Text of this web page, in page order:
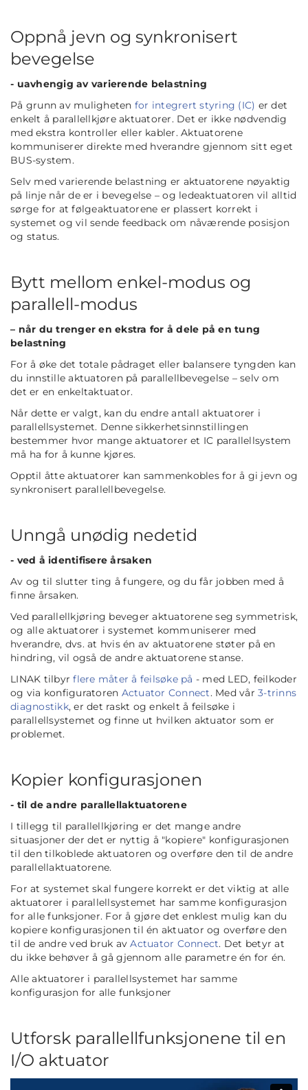
Oppnå jevn og synkronisert
bevegelse
- uavhengig av varierende belastning
På grunn av muligheten for integrert styring (IC) er det
enkelt å parallellkjøre aktuatorer. Det er ikke nødvendig
med ekstra kontroller eller kabler. Aktuatorene
kommuniserer direkte med hverandre gjennom sitt eget
BUS-system.
Selv med varierende belastning er aktuatorene nøyaktig
på linje når de er i bevegelse – og ledeaktuatoren vil alltid
sørge for at følgeaktuatorene er plassert korrekt i
systemet og vil sende feedback om nåværende posisjon
og status.
Bytt mellom enkel-modus og
parallell-modus
– når du trenger en ekstra for å dele på en tung
belastning
For å øke det totale pådraget eller balansere tyngden kan
du innstille aktuatoren på parallellbevegelse – selv om
det er en enkeltaktuator.
Når dette er valgt, kan du endre antall aktuatorer i
parallellsystemet. Denne sikkerhetsinnstillingen
bestemmer hvor mange aktuatorer et IC parallellsystem
må ha for å kunne kjøres.
Opptil åtte aktuatorer kan sammenkobles for å gi jevn og
synkronisert parallellbevegelse.
Unngå unødig nedetid
- ved å identifisere årsaken
Av og til slutter ting å fungere, og du får jobben med å
finne årsaken.
Ved parallellkjøring beveger aktuatorene seg symmetrisk,
og alle aktuatorer i systemet kommuniserer med
hverandre, dvs. at hvis én av aktuatorene støter på en
hindring, vil også de andre aktuatorene stanse.
LINAK tilbyrflere måter å feilsøke på - med LED, feilkoder
og via konfiguratoren Actuator Connect. Med vår 3-trinns
diagnostikk, er det raskt og enkelt å feilsøke i
parallellsystemet og finne ut hvilken aktuator som er
problemet.
Kopier konfigurasjonen
- til de andre parallellaktuatorene
I tillegg til parallellkjøring er det mange andre
situasjoner der det er nyttig å "kopiere" konfigurasjonen
til den tilkoblede aktuatoren og overføre den til de andre
parallellaktuatorene.
For at systemet skal fungere korrekt er det viktig at alle
aktuatorer i parallellsystemet har samme konfigurasjon
for alle funksjoner. For å gjøre det enklest mulig kan du
kopiere konfigurasjonen til én aktuator og overføre den
til de andre ved bruk avActuator Connect. Det betyr at
du ikke behøver å gå gjennom alle parametre én for én.
Alle aktuatorer i parallellsystemet har samme
konfigurasjon for alle funksjoner
Utforsk parallellfunksjonene til en
I/O aktuator